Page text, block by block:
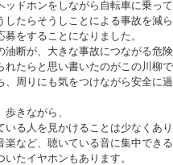
ッドホンをしながら自転車に乗っ
したらそうしことによる事故を減
をすることになりました。
油断が、大きな事故につながる危
れたらと思い書いたのがこの川柳
、周りにも気をつけながら安全に
きながら、
いる人を見かけることは少なくあ
など、聴いている音に集中できる
たイヤホンもあります。